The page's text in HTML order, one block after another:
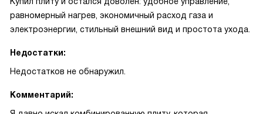
равномерный нагрев, экономичный расход газа и
электроэнергии, стильный внешний вид и простота ухода.
Недостатки:
Недостатков не обнаружил.
Комментарий: